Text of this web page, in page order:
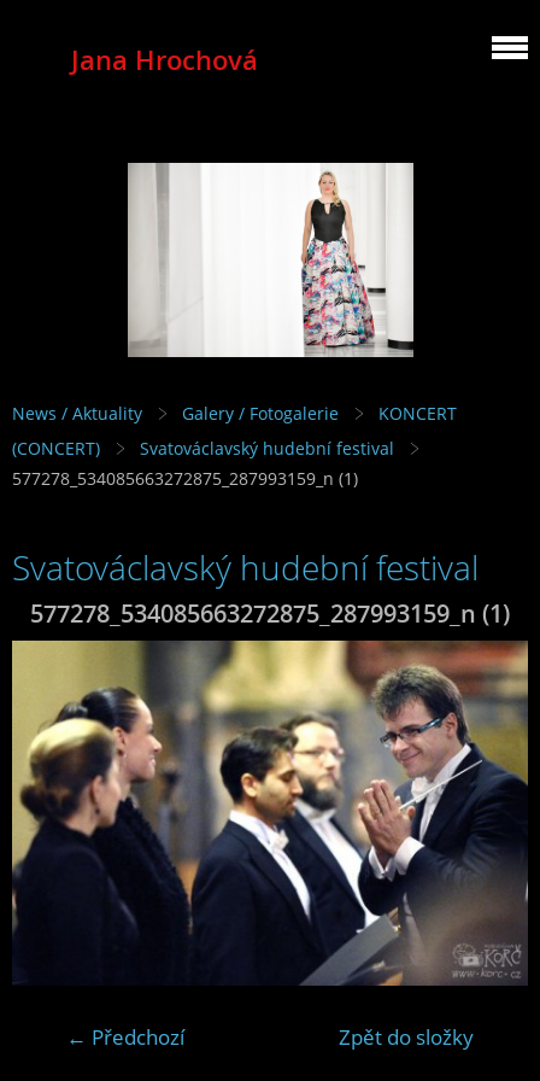
Jana Hrochová
MEZZOSOPRANO
News / Aktuality Galery / Fotogalerie
KONCERT
(CONCERT)
Svatováclavský hudební festival
577278_534085663272875_287993159_n (1)
Svatováclavský hudební festival
577278_534085663272875_287993159_n (1)
← Předchozí Zpět do složky